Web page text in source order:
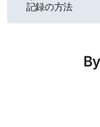
稿
記録の方法
By